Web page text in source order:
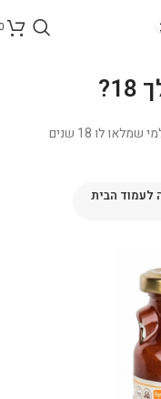
הכניסה והרכישה בחנות האתר מיועדת למי שמלאו לו 18 שנים
לעמוד הבית